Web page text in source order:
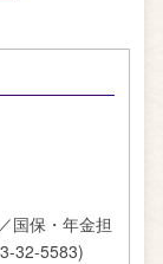
国保・年金担
32-5583)